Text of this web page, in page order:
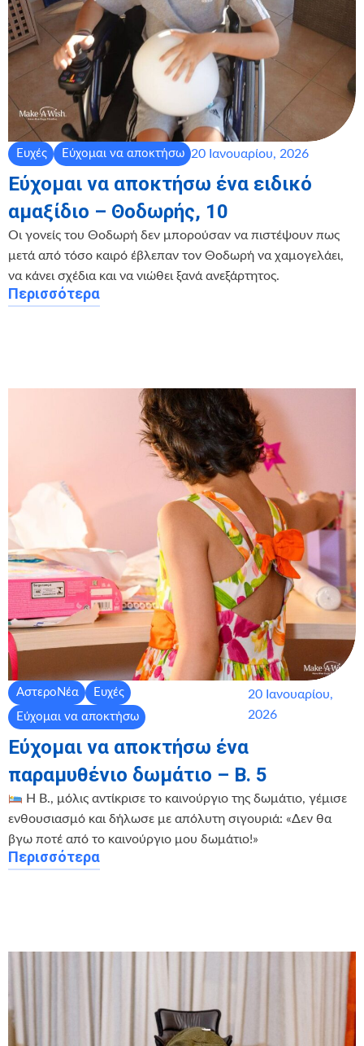
Ευχές Εύχομαι να αποκτήσω 20 Ιανουαρίου, 2026
Εύχομαι να αποκτήσω ένα ειδικό
αμαξίδιο – Θοδωρής, 10
Οι γονείς του Θοδωρή δεν μπορούσαν να πιστέψουν πως
μετά από τόσο καιρό έβλεπαν τον Θοδωρή να χαμογελάει,
να κάνει σχέδια και να νιώθει ξανά ανεξάρτητος.
Περισσότερα
ΑστεροΝέα
Ευχές
Εύχομαι να αποκτήσω
20 Ιανουαρίου,
2026
Εύχομαι να αποκτήσω ένα
παραμυθένιο δωμάτιο – Β. 5
Η Β., μόλις αντίκρισε το καινούργιο της δωμάτιο, γέμισε
ενθουσιασμό και δήλωσε με απόλυτη σιγουριά: «Δεν θα
βγω ποτέ από το καινούργιο μου δωμάτιο!»
Περισσότερα